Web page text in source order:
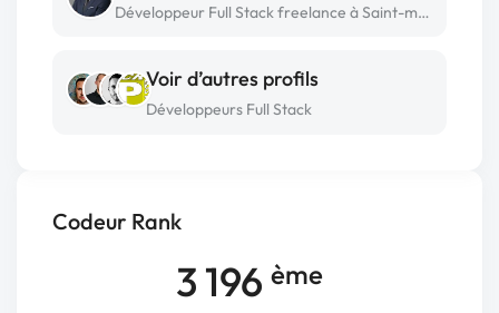
Codeur Rank
3 196 ème
Développeur Full Stack freelance à Saint-martin d'hères
Voir d’autres profils
Développeurs Full Stack